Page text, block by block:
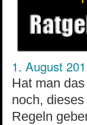
1. August
Hat man
noch,
Regeln